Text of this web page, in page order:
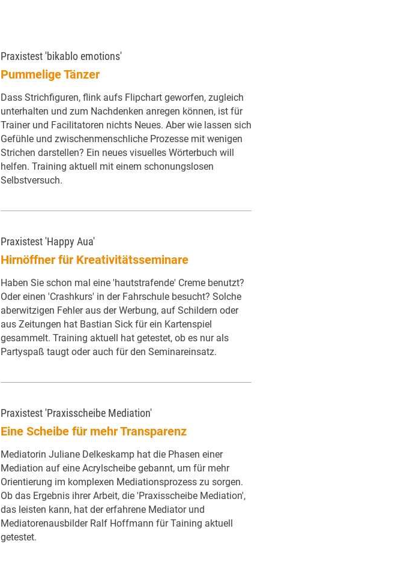
Praxistest 'bikablo emotions'
Pummelige Tänzer
Dass Strichfiguren, flink aufs Flipchart geworfen, zugleich
unterhalten und zum Nachdenken anregen können, ist für
Trainer und Facilitatoren nichts Neues. Aber wie lassen sich
Gefühle und zwischenmenschliche Prozesse mit wenigen
Strichen darstellen? Ein neues visuelles Wörterbuch will
helfen. Training aktuell mit einem schonungslosen
Selbstversuch.
Praxistest 'Happy Aua'
Hirnöffner für Kreativitätsseminare
Haben Sie schon mal eine 'hautstrafende' Creme benutzt?
Oder einen 'Crashkurs' in der Fahrschule besucht? Solche
aberwitzigen Fehler aus der Werbung, auf Schildern oder
aus Zeitungen hat Bastian Sick für ein Kartenspiel
gesammelt. Training aktuell hat getestet, ob es nur als
Partyspaß taugt oder auch für den Seminareinsatz.
Praxistest 'Praxisscheibe Mediation'
Eine Scheibe für mehr Transparenz
Mediatorin Juliane Delkeskamp hat die Phasen einer
Mediation auf eine Acrylscheibe gebannt, um für mehr
Orientierung im komplexen Mediationsprozess zu sorgen.
Ob das Ergebnis ihrer Arbeit, die 'Praxisscheibe Mediation',
das leisten kann, hat der erfahrene Mediator und
Mediatorenausbilder Ralf Hoffmann für Taining aktuell
getestet.